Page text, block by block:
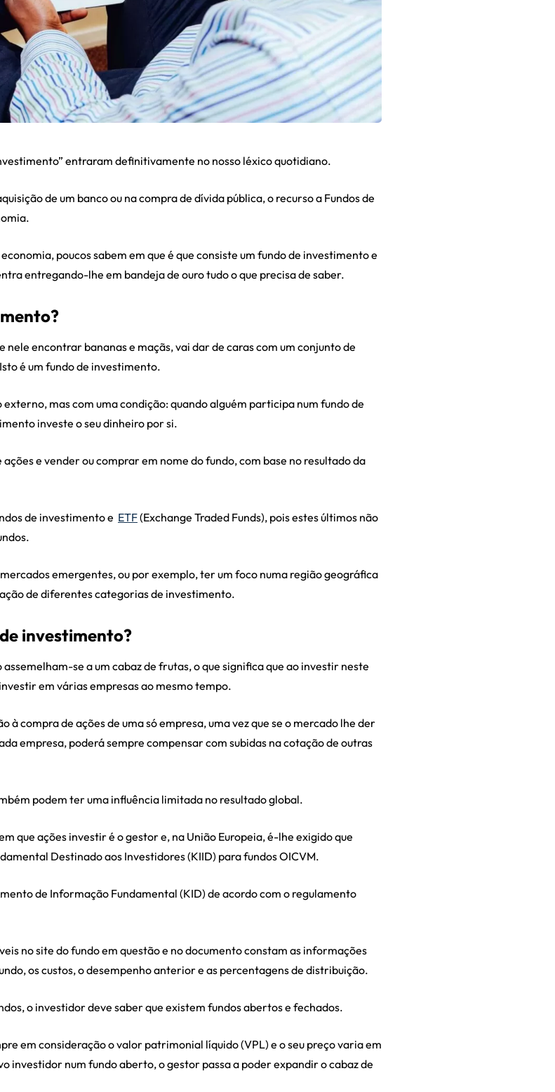
entraram definitivamente no nosso léxico quotidiano.
de um banco ou na compra de dívida pública, o recurso a Fundos de
poucos sabem em que é que consiste um fundo de investimento e
entregando-lhe em bandeja de ouro tudo o que precisa de saber.
nele encontrar bananas e maçãs, vai dar de caras com um conjunto de
é um fundo de investimento.
mas com uma condição: quando alguém participa num fundo de
investe o seu dinheiro por si.
e vender ou comprar em nome do fundo, com base no resultado da
de investimento e ETF(Exchange Traded Funds), pois estes últimos não
emergentes, ou por exemplo, ter um foco numa região geográfica
de diferentes categorias de investimento.
investimento?
se a um cabaz de frutas, o que significa que ao investir neste
em várias empresas ao mesmo tempo.
à compra de ações de uma só empresa, uma vez que se o mercado lhe der
empresa, poderá sempre compensar com subidas na cotação de outras
podem ter uma influência limitada no resultado global.
que ações investir é o gestor e, na União Europeia, é-lhe exigido que
Destinado aos Investidores (KIID) para fundos OICVM.
de Informação Fundamental (KID) de acordo com o regulamento
no site do fundo em questão e no documento constam as informações
os custos, o desempenho anterior e as percentagens de distribuição.
o investidor deve saber que existem fundos abertos e fechados.
em consideração o valor patrimonial líquido (VPL) e o seu preço varia em
investidor num fundo aberto, o gestor passa a poder expandir o cabaz de